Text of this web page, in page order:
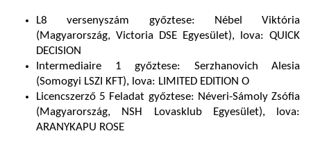
L8 versenyszám győztese: Nébel Viktória
(Magyarország, Victoria DSE Egyesület), lova: QUICK
DECISION
Intermediaire 1 győztese: Serzhanovich Alesia
(Somogyi LSZI KFT), lova: LIMITED EDITION O
Licencszerző 5 Feladat győztese: Néveri-Sámoly Zsófia
(Magyarország, NSH Lovasklub Egyesület), lova:
ARANYKAPU ROSE